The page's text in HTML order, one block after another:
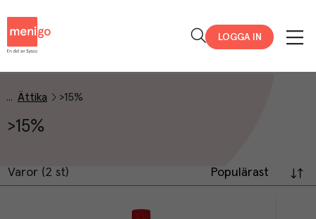
LOGGA IN
Ättika >15%
>15%
Varor (2 st) Populärast